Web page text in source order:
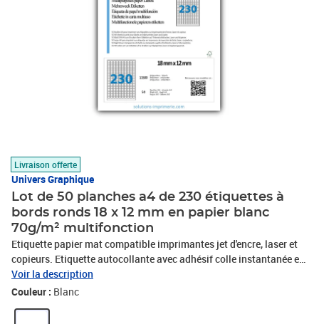
Livraison offerte
Univers Graphique
Lot de 50 planches a4 de 230 étiquettes à
bords ronds 18 x 12 mm en papier blanc
70g/m² multifonction
Etiquette papier mat compatible imprimantes jet d'encre, laser et
copieurs. Etiquette autocollante avec adhésif colle instantanée et
permanente. Trés utile pour toute utilisation bureautique : mailing
-publipostage, timbre, étiquette adresse,étiquette dossier ou pour
Voir la description
Couleur : Blanc